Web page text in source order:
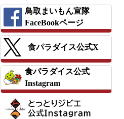
鳥取まいもん宣隊
FaceBookページ
食パラダイス公式X
食パラダイス公式
Instagram